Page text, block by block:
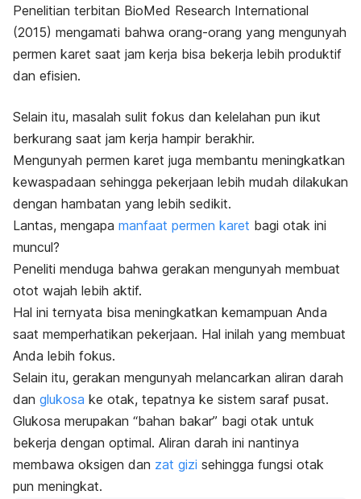
Penelitian terbitan BioMed Research International
(2015) mengamati bahwa orang-orang yang mengunyah
permen karet saat jam kerja bisa bekerja lebih produktif
dan efisien.
Selain itu, masalah sulit fokus dan kelelahan pun ikut
berkurang saat jam kerja hampir berakhir.
Mengunyah permen karet juga membantu meningkatkan
kewaspadaan sehingga pekerjaan lebih mudah dilakukan
dengan hambatan yang lebih sedikit.
Lantas, mengapa manfaat permen karet bagi otak ini
muncul?
Peneliti menduga bahwa gerakan mengunyah membuat
otot wajah lebih aktif.
Hal ini ternyata bisa meningkatkan kemampuan Anda
saat memperhatikan pekerjaan. Hal inilah yang membuat
Anda lebih fokus.
Selain itu, gerakan mengunyah melancarkan aliran darah
dan glukosa ke otak, tepatnya ke sistem saraf pusat.
Glukosa merupakan “bahan bakar” bagi otak untuk
bekerja dengan optimal. Aliran darah ini nantinya
membawa oksigen dan zat gizi sehingga fungsi otak
pun meningkat.